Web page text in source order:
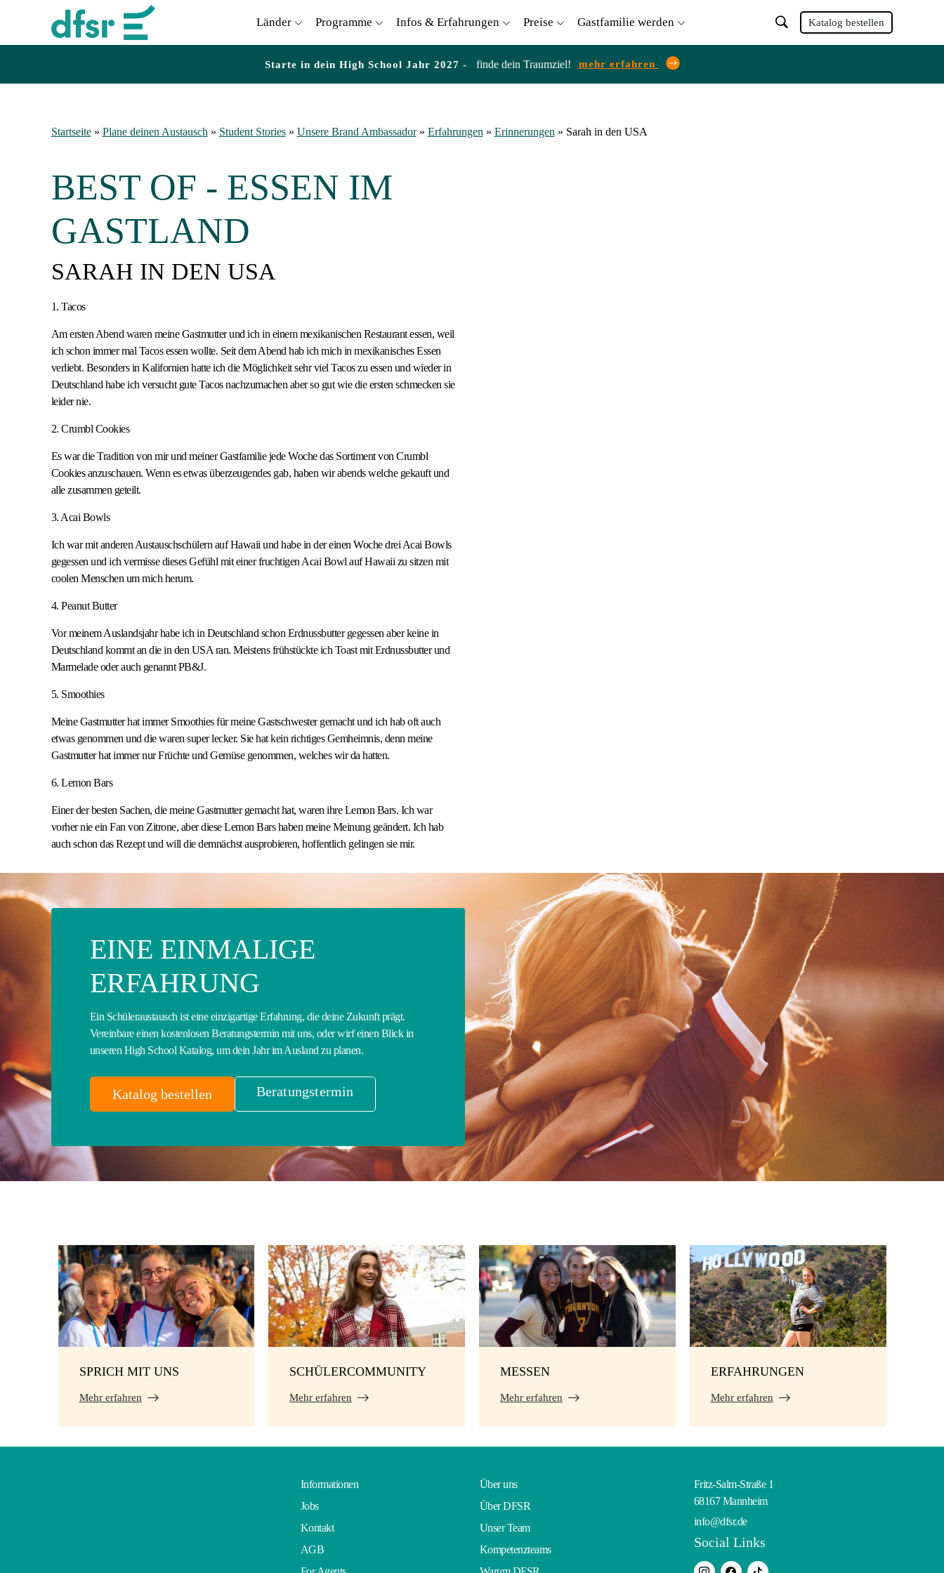
Länder Programme Infos & Erfahrungen Preise Gastfamilie werden Katalog bestellen
Starte in dein High School Jahr 2027 - finde dein Traumziel! mehr erfahren
Startseite» Plane deinen Austausch » Student Stories» Unsere Brand Ambassador» Erfahrungen » Erinnerungen » Sarah in den USA
BEST OF - ESSEN IM
GASTLAND
SARAH IN DEN USA
1. Tacos
Am ersten Abend waren meine Gastmutter und ich in einem mexikanischen Restaurant essen, weil
ich schon immer mal Tacos essen wollte. Seit dem Abend hab ich mich in mexikanisches Essen
verliebt. Besonders in Kalifornien hatte ich die Möglichkeit sehr viel Tacos zu essen und wieder in
Deutschland habe ich versucht gute Tacos nachzumachen aber so gut wie die ersten schmecken sie
leider nie.
2. Crumbl Cookies
Es war die Tradition von mir und meiner Gastfamilie jede Woche das Sortiment von Crumbl
Cookies anzuschauen. Wenn es etwas überzeugendes gab, haben wir abends welche gekauft und
alle zusammen geteilt.
3. Acai Bowls
Ich war mit anderen Austauschschülern auf Hawaii und habe in der einen Woche drei Acai Bowls
gegessen und ich vermisse dieses Gefühl mit einer fruchtigen Acai Bowl auf Hawaii zu sitzen mit
coolen Menschen um mich herum.
4. Peanut Butter
Vor meinem Auslandsjahr habe ich in Deutschland schon Erdnussbutter gegessen aber keine in
Deutschland kommt an die in den USA ran. Meistens frühstückte ich Toast mit Erdnussbutter und
Marmelade oder auch genannt PB&J.
5. Smoothies
Meine Gastmutter hat immer Smoothies für meine Gastschwester gemacht und ich hab oft auch
etwas genommen und die waren super lecker. Sie hat kein richtiges Gemheimnis, denn meine
Gastmutter hat immer nur Früchte und Gemüse genommen, welches wir da hatten.
6. Lemon Bars
Einer der besten Sachen, die meine Gastmutter gemacht hat, waren ihre Lemon Bars. Ich war
vorher nie ein Fan von Zitrone, aber diese Lemon Bars haben meine Meinung geändert. Ich hab
auch schon das Rezept und will die demnächst ausprobieren, hoffentlich gelingen sie mir.
EINE EINMALIGE
ERFAHRUNG
Ein Schüleraustausch ist eine einzigartige Erfahrung, die deine Zukunft prägt.
Vereinbare einen kostenlosen Beratungstermin mit uns, oder wirf einen Blick in
unseren High School Katalog, um dein Jahr im Ausland zu planen.
Katalog bestellen Beratungstermin
SPRICH MIT UNS
Mehr erfahren
SCHÜLERCOMMUNITY
Mehr erfahren
MESSEN
Mehr erfahren
ERFAHRUNGEN
Mehr erfahren
Informationen
Jobs
Kontakt
AGB
Über uns
Über DFSR
Unser Team
Kompetenzteams
Fritz-Salm-Straße 1
68167 Mannheim
info@dfsr.de
Social Links